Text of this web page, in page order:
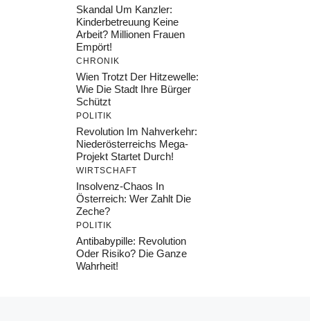
Skandal Um Kanzler:
Kinderbetreuung Keine
Arbeit? Millionen Frauen
Empört!
CHRONIK
Wien Trotzt Der Hitzewelle:
Wie Die Stadt Ihre Bürger
Schützt
POLITIK
Revolution Im Nahverkehr:
Niederösterreichs Mega-
Projekt Startet Durch!
WIRTSCHAFT
Insolvenz-Chaos In
Österreich: Wer Zahlt Die
Zeche?
POLITIK
Antibabypille: Revolution
Oder Risiko? Die Ganze
Wahrheit!